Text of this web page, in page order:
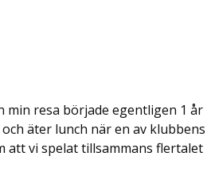
resa började egentligen 1 år
äter lunch när en av klubbens
att vi spelat tillsammans flertalet